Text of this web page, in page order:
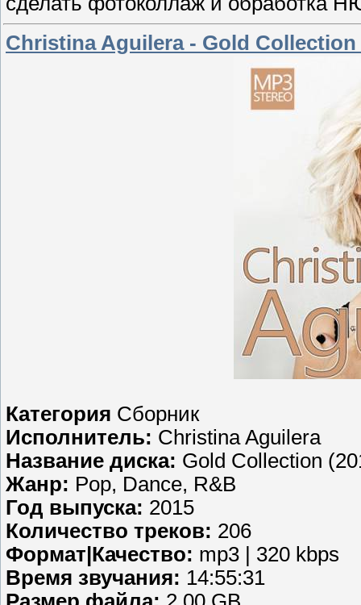
Christina Aguilera - Gold Collection
Категория Сборник
Исполнитель: Christina Aguilera
Название диска: Gold Collection
Жанр: Pop, Dance, R&B
Год выпуска: 2015
Количество треков: 206
Формат|Качество: mp3 | 320 kbps
Время звучания: 14:55:31